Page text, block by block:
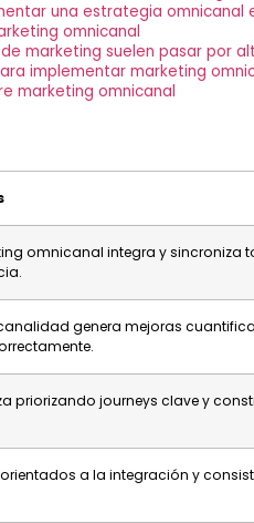
una estrategia omnicanal
omnicanal
marketing suelen pasar por
implementar marketing
marketing omnicanal
omnicanal integra y
genera mejoras
priorizando journeys clave y
orientados a la integración y